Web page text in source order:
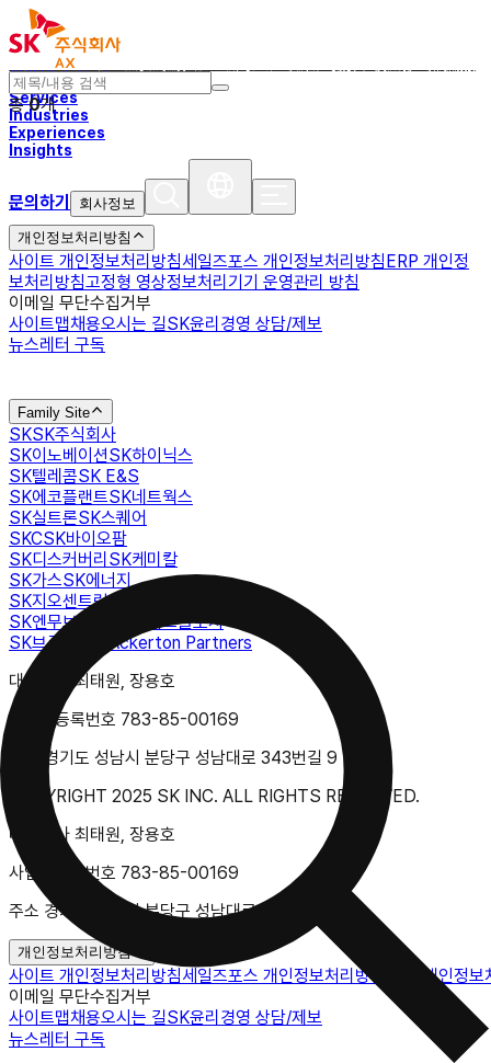
AXgenticWire
Services
Industries
Experiences
Insights
문의하기 회사정보
SK AX, AI가 기업성장 이끄는 ‘에이전틱 엔터프라이즈’ 시대 연다
16일 ‘IMAGINE AX 2026’ 개최, 다양한 산업군 경영진 모여 AX 혁신 스토리 공유 김완종 사장, ‘Being AX’ 비전 제시…“전략·기술·데이터·운영체계·인재 등이 핵심역량” AX ‘전체 최적화’ 지원할 AXgenticWire NPO, 사람-AI 협업 위한 에이전틱AI 플랫폼 소개 OpenAI·SK하이닉스·CS Wind 등 SK AX와 협업…”기업운영과 업무, AI로 재설계” &nbsp; &nbsp; SK AX가 기업의 실제 업무와 운영 전반이 AI로 재설계되는 ‘에이전틱 엔터프라이즈’(Agentic&hellip;2026.06.16
자세히 보기 →
총 0개
개인정보처리방침
사이트 개인정보처리방침세일즈포스 개인정보처리방침 ERP 개인정
보처리방침고정형 영상정보처리기기 운영관리 방침
이메일 무단수집거부
사이트맵채용오시는 길SK윤리경영 상담/제보
뉴스레터 구독
Family Site
SKSK주식회사
SK이노베이션SK하이닉스
SK텔레콤SK E&S
SK에코플랜트SK네트웍스
SK실트론SK스퀘어
SKCSK바이오팜
SK디스커버리 SK케미칼
SK가스SK에너지
SK지오센트릭SK온
SK엔무브 SK아이이테크놀로지
SK브로드밴드
Ackerton Partners
대표이사 최태원, 장용호
사업자등록번호 783-85-00169
주소 경기도 성남시 분당구 성남대로 343번길 9
COPYRIGHT 2025 SK INC. ALL RIGHTS RESERVED.
대표이사 최태원, 장용호
사업자등록번호 783-85-00169
주소 경기도 성남시 분당구 성남대로 343번길 9
개인정보처리방침
사이트 개인정보처리방침세일즈포스 개인정보처리방침
ERP 개인정
이메일 무단수집거부
사이트맵채용오시는 길SK윤리경영 상담/제보
뉴스레터 구독